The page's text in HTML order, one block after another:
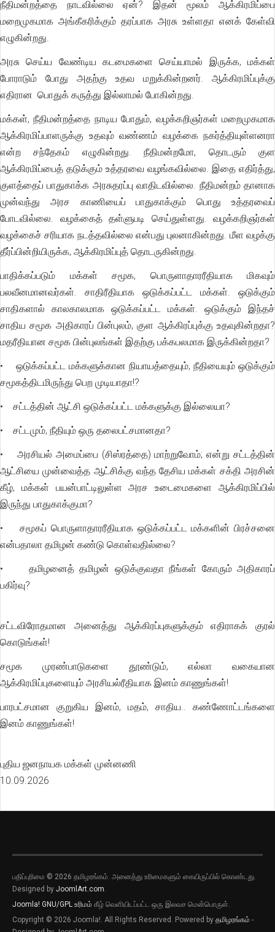
நீதிமன்றத்தை நாடவில்லை ஏன்? இதன் மூலம் ஆக்கிரமிப்பை
மறைமுகமாக அங்கீகரிக்கும் தரப்பாக அரசு உள்ளதா எனக் கேள்வி
எழுகின்றது.
அரசு செய்ய வேண்டிய கடமைகளை செய்யாமல் இருக்க, மக்கள்
போராடும் போது அதற்கு உதவ மறுக்கின்றனர். ஆக்கிரமிப்புக்கு
எதிரான பொதுக் கருத்து இல்லாமல் போகின்றது.
மக்கள், நீதிமன்றத்தை நாடிய போதும், வழக்கறிஞர்கள் மறைமுகமாக
ஆக்கிரமிப்பாளருக்கு உதவும் வண்ணம் வழக்கை நகர்த்தியுள்ளனரா
என்ற சந்தேகம் எழுகின்றது. நீதிமன்றமோ, தொடரும் குள
ஆக்கிரமிப்பைத் தடுக்கும் உத்தரவை வழங்கவில்லை. இதை எதிர்த்து,
குளத்தைப் பாதுகாக்க அரசுதரப்பு வாதிடவில்லை. நீதிமன்றம் தானாக
முன்வந்து அரச காணியைப் பாதுகாக்கும் பொது உத்தரவைப்
போடவில்லை. வழக்கைத் தள்ளுபடி செய்துள்ளது. வழக்கறிஞர்கள்
வழக்கைச் சரியாக நடத்தவில்லை என்பது புலனாகின்றது. மீள வழக்கு
தீர்ப்பின்றியிருக்க, ஆக்கிரமிப்புத் தொடருகின்றது.
பாதிக்கப்படும் மக்கள் சமூக, பொருளாதாரரீதியாக மிகவும்
பலவீனமானவர்கள். சாதிரீதியாக ஒடுக்கப்பட்ட மக்கள். ஒடுக்கும்
சாதிகளால் காலகாலமாக ஒடுக்கப்பட்ட மக்கள். ஒடுக்கும் இந்தச்
சாதிய சமூக அதிகாரப் பின்புலம், குள ஆக்கிரப்புக்கு உதவுகின்றதா?
மதரீதியான சமூக பின்புலங்கள் இதற்கு பக்கபலமாக இருக்கின்றதா?
• ஒடுக்கப்பட்ட மக்களுக்கான நியாயத்தையும், நீதியையும் ஒடுக்கும்
சமூகத்திடமிருந்து பெற முடியாதா!?
• சட்டத்தின் ஆட்சி ஒடுக்கப்பட்ட மக்களுக்கு இல்லையா?
• சட்டமும், நீதியும் ஒரு தலைபட்சமானதா?
• அரசியல் அமைப்பை (சிஸ்ரத்தை) மாற்றுவோம்; என்று சட்டத்தின்
ஆட்சியை முன்வைத்த ஆட்சிக்கு வந்த தேசிய மக்கள் சக்தி அரசின்
கீழ், மக்கள் பயன்பாட்டிலுள்ள அரச உடைமைகளை ஆக்கிரமிப்பில்
இருந்து பாதுகாக்குமா?
• சமூகப் பொருளாதாரரீதியாக ஒடுக்கப்பட்ட மக்களின் பிரச்சனை
என்பதாலா தமிழன் கண்டு கொள்வதில்லை?
• தமிழனைத் தமிழன் ஒடுக்குவதா நீங்கள் கோரும் அதிகாரப்
பகிர்வு?
சட்டவிரோதமான அனைத்து ஆக்கிரப்புகளுக்கும் எதிராகக் குரல்
கொடுங்கள்!
சமூக முரண்பாடுகளை தூண்டும், எல்லா வகையான
ஆக்கிரமிப்புகளையும் அரசியல்ரீதியாக இனம் காணுங்கள்!
பாரபட்சமான குறுகிய இனம், மதம், சாதிய.. கண்ணோட்டங்களை
இனம் காணுங்கள்!
புதிய ஜனநாயக மக்கள் முன்னணி
10.09.2026
பதிப்புரிமை © 2026 தமிழரங்கம். அனைத்து உரிமைகளும் கையிருப்பில் கொண்டது.
Designed by JoomlArt.com.
Joomla! GNU/GPL உரிமம் கீழ் வெளியிடப்பட்ட ஒரு இலவச மென்பொருள்.
Copyright © 2026 Joomla!. All Rights Reserved. Powered by தமிழரங்கம் -
புதிய இடுகைகளுக்கான அறிவிப்புகளை
பெறவிரும்பின் விருப்பு அழுத்தியை அழுத்தி
தெரிவிக்கவும்